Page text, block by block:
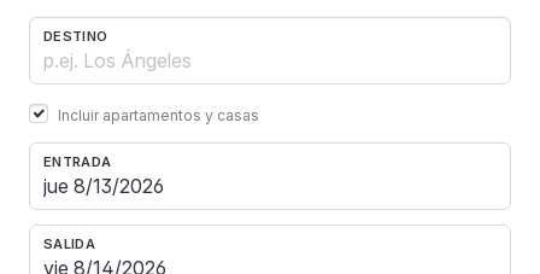
DESTINO
Incluir apartamentos y casas
ENTRADA
SALIDA